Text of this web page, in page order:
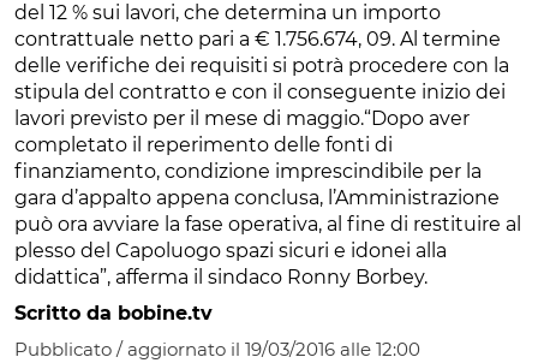
del 12 % sui lavori, che determina un importo
contrattuale netto pari a € 1.756.674, 09. Al termine
delle verifiche dei requisiti si potrà procedere con la
stipula del contratto e con il conseguente inizio dei
lavori previsto per il mese di maggio.“Dopo aver
completato il reperimento delle fonti di
finanziamento, condizione imprescindibile per la
gara d’appalto appena conclusa, l’Amministrazione
può ora avviare la fase operativa, al fine di restituire al
plesso del Capoluogo spazi sicuri e idonei alla
didattica”, afferma il sindaco Ronny Borbey.
Scritto da bobine.tv
Pubblicato / aggiornato il 19/03/2016 alle 12:00